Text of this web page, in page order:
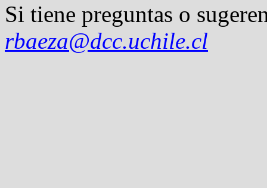
Si tiene preguntas o
rbaeza@dcc.uchile.cl